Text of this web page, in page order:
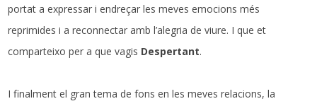
portat a expressar i endreçar les meves emocions més
reprimides i a reconnectar amb l’alegria de viure. I que et
comparteixo per a que vagis Despertant.
I finalment el gran tema de fons en les meves relacions, la